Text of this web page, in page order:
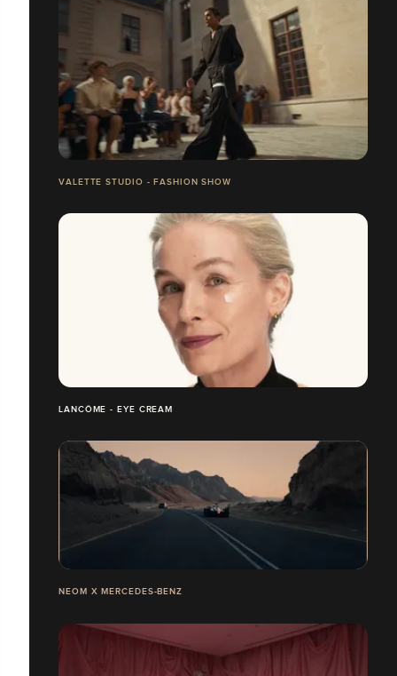
VALETTE STUDIO - FASHION SHOW
LANCÔME - EYE CREAM
NEOM X MERCEDES-BENZ